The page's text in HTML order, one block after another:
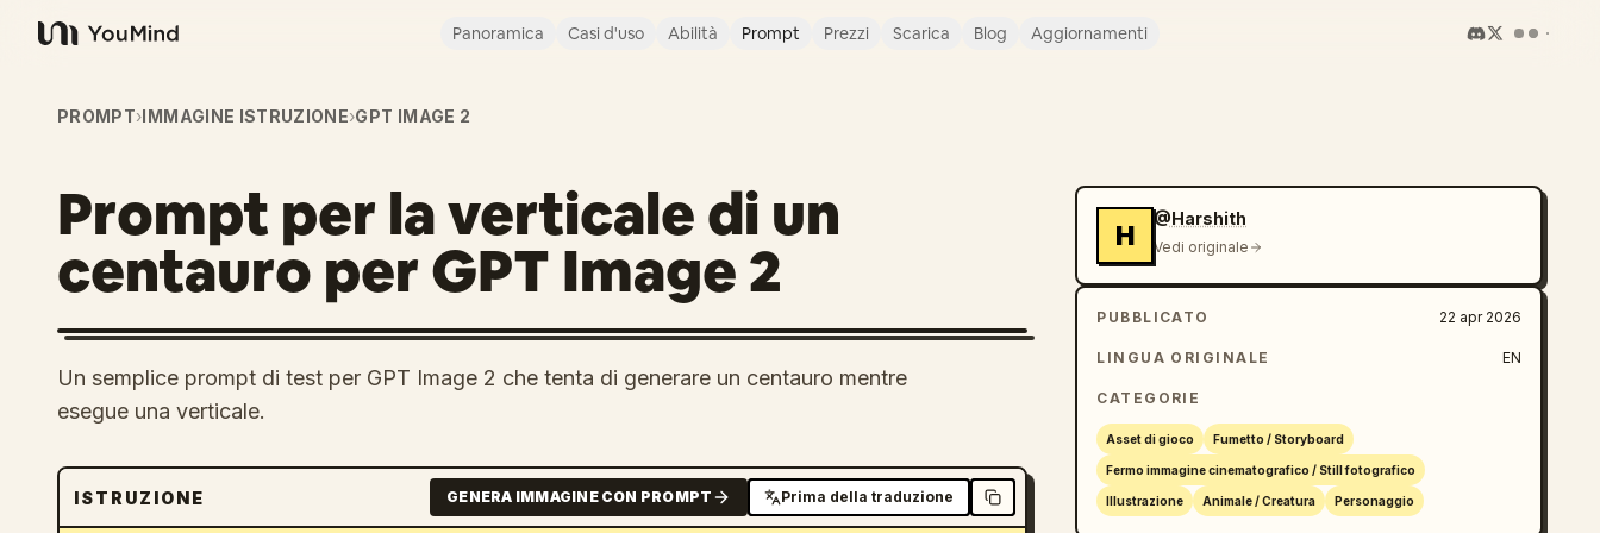
YouMind
Panoramica Casi d'uso Abilità Prompt Prezzi Scarica Blog Aggiornamenti
PROMPT›IMMAGINE ISTRUZIONE›GPT IMAGE 2
Prompt per la verticale di un
centauro per GPT Image 2
Un semplice prompt di test per GPT Image 2 che tenta di generare un centauro mentre
esegue una verticale.
ISTRUZIONE GENERA IMMAGINE CON PROMPT Prima della traduzione
H
@Harshith
Vedi originale
PUBBLICATO 22 apr 2026
LINGUA ORIGINALE EN
CATEGORIE
Asset di gioco Fumetto / Storyboard
Fermo immagine cinematografico / Still fotografico
Illustrazione Animale / Creatura Personaggio